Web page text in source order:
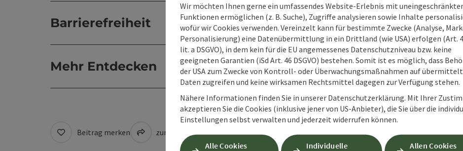
Barrierefreiheit
Mehr Entdecken
Beitrag merken zum Merkzettel PDF erstellen Beitrag drucken In der Nähe
Wir möchten Ihnen gerne ein umfassendes Website-Erlebnis mit
Funktionen ermöglichen (z. B. Suche), Zugriffe analysieren sowie Inhalte
wofür wir Cookies verwenden. Vereinzelt kann für bestimmte Zwecke (Analyse,
Personalisierung) eine Datenübermittlung in ein Drittland (wie USA) erfolgen (Art.
lit. a DSGVO), in dem kein für die EU angemessenes Datenschutzniveau bzw. keine
geeigneten Garantien (iSd Art. 46 DSGVO) bestehen. Somit ist es möglich, dass
der USA zum Zwecke von Kontroll- oder Überwachungsmaßnahmen auf
Daten zugreifen und keine wirksamen Rechtsmittel dagegen zur Verfügung stehen.
Nähere Informationen finden Sie in unserer Datenschutzerklärung. Mit Ihrer
akzeptieren Sie die Cookies (inklusive jener von US-Anbieter), die Sie über die
Einstellungen selbst verwalten und jederzeit widerrufen können.
Alle Cookies
Individuelle
Allen Cookies